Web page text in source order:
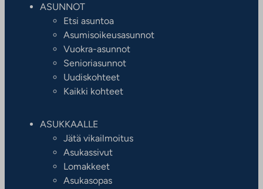
ASUNNOT
Etsi asuntoa
Asumisoikeusasunnot
Vuokra-asunnot
Senioriasunnot
Uudiskohteet
Kaikki kohteet
ASUKKAALLE
Jätä vikailmoitus
Asukassivut
Lomakkeet
Asukasopas